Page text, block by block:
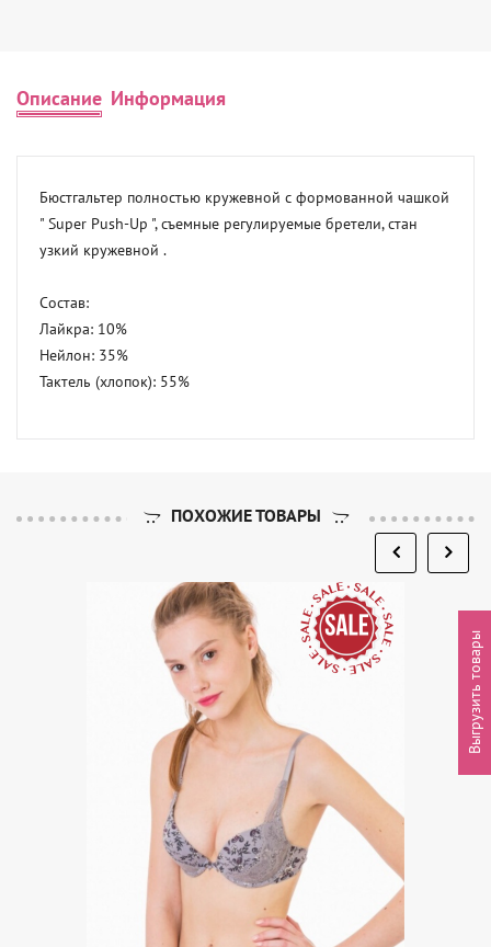
Описание Информация
Бюстгальтер полностью кружевной с формованной чашкой
" Super Push-Up ", съемные регулируемые бретели, стан
узкий кружевной .
Состав:
Лайкра: 10%
Нейлон: 35%
Тактель (хлопок): 55%
ПОХОЖИЕ ТОВАРЫ
Выгрузить товары